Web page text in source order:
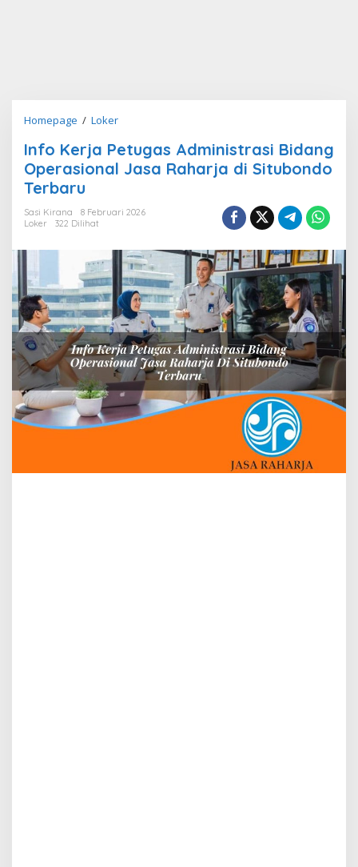
Homepage / LokerInfo
Petugas
Administrasi
Jasa
di
Situbondo
Terbaru
Info Kerja Petugas Administrasi Bidang
Operasional Jasa Raharja di Situbondo
Terbaru
Sasi Kirana
8 Februari 2026
Loker
322 Dilihat